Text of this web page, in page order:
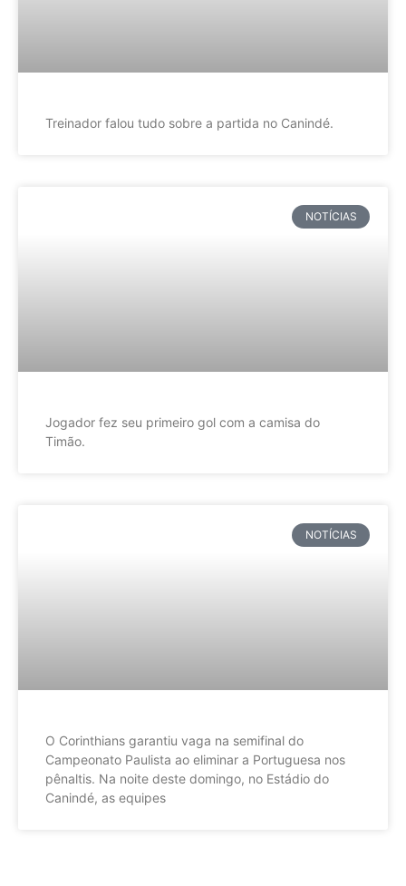
Treinador falou tudo sobre a partida no Canindé.
NOTÍCIAS
Jogador fez seu primeiro gol com a camisa do
Timão.
NOTÍCIAS
O Corinthians garantiu vaga na semifinal do
Campeonato Paulista ao eliminar a Portuguesa nos
pênaltis. Na noite deste domingo, no Estádio do
Canindé, as equipes